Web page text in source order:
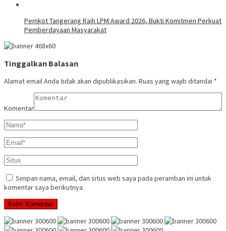
Pemkot Tangerang Raih LPM Award 2026, Bukti Komitmen Perkuat
Pemberdayaan Masyarakat
Tinggalkan Balasan
Alamat email Anda tidak akan dipublikasikan. Ruas yang wajib ditandai *
Komentar
Simpan nama, email, dan situs web saya pada peramban ini untuk
komentar saya berikutnya.